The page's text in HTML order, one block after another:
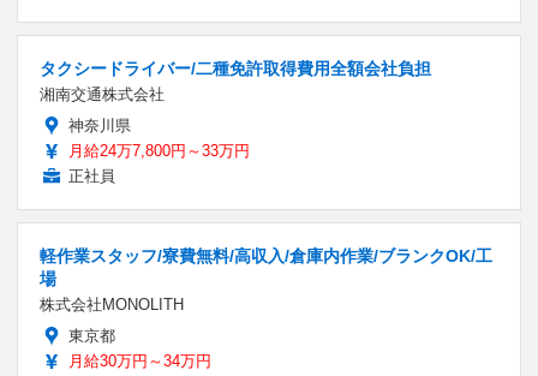
タクシードライバー/二種免許取得費用全額会社負担
湘南交通株式会社
神奈川県
月給24万7,800円～33万円
正社員
軽作業スタッフ/寮費無料/高収入/倉庫内作業/ブランクOK/工
場
株式会社MONOLITH
東京都
月給30万円～34万円